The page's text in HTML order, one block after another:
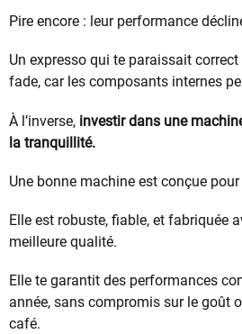
Pire encore : leur performance
Un expresso qui te paraissait
fade, car les composants internes
À l’inverse, investir dans une
la tranquillité.
Une bonne machine est conçue pour
Elle est robuste, fiable, et fabriquée
meilleure qualité.
Elle te garantit des performances
année, sans compromis sur le goût
café.